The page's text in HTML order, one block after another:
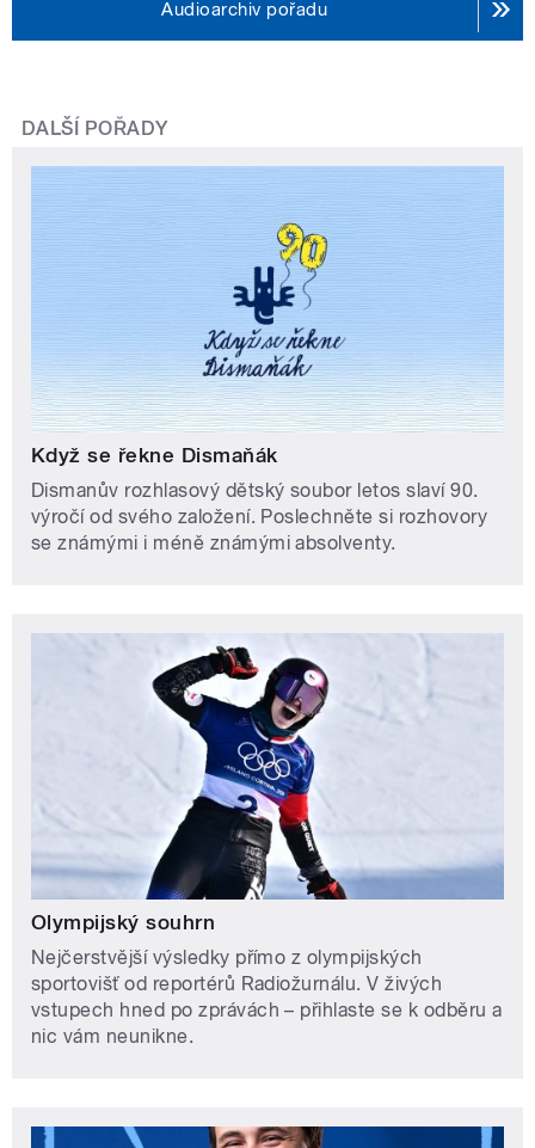
Audioarchiv pořadu
DALŠÍ POŘADY
Když se řekne Dismaňák
Dismanův rozhlasový dětský soubor letos slaví 90.
výročí od svého založení. Poslechněte si rozhovory
se známými i méně známými absolventy.
Olympijský souhrn
Nejčerstvější výsledky přímo z olympijských
sportovišť od reportérů Radiožurnálu. V živých
vstupech hned po zprávách – přihlaste se k odběru a
nic vám neunikne.